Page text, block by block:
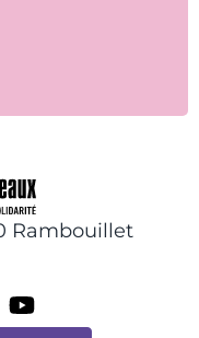
Rambouillet